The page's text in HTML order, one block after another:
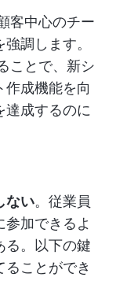
客中心のチー
調します。
ことで、新シ
作成機能を向
達成するのに
ない。従業員
加できるよ
る。以下の鍵
ことができ